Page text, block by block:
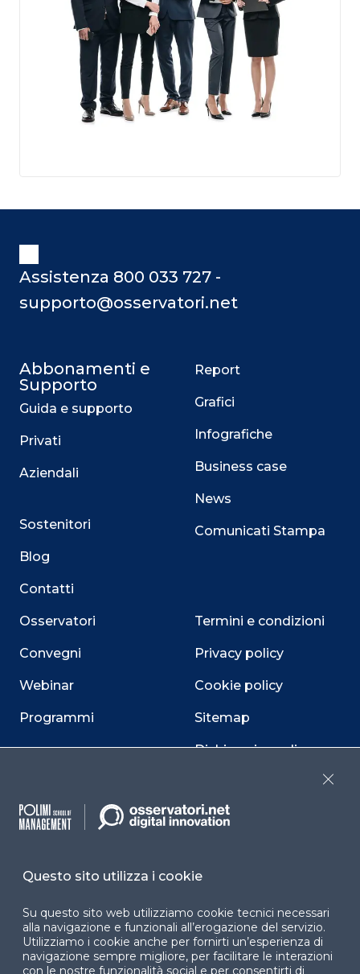
Assistenza 800 033 727 -
supporto@osservatori.net
Abbonamenti e
Supporto
Guida e supporto
Privati
Aziendali
Sostenitori
Blog
Contatti
Osservatori
Convegni
Webinar
Programmi
Report
Grafici
Infografiche
Business case
News
Comunicati Stampa
Termini e condizioni
Privacy policy
Cookie policy
Sitemap
Dichiarazione di
Cookie Center
Facebook
YouTube X
Questo sito utilizza i cookie
Su questo sito web utilizziamo cookie tecnici necessari
alla navigazione e funzionali all’erogazione del servizio.
Utilizziamo i cookie anche per fornirti un’esperienza di
navigazione sempre migliore, per facilitare le interazioni
con le nostre funzionalità social e per consentirti di